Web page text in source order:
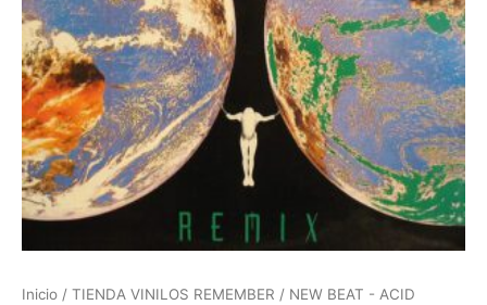
Inicio / TIENDA VINILOS REMEMBER / NEW BEAT - ACID